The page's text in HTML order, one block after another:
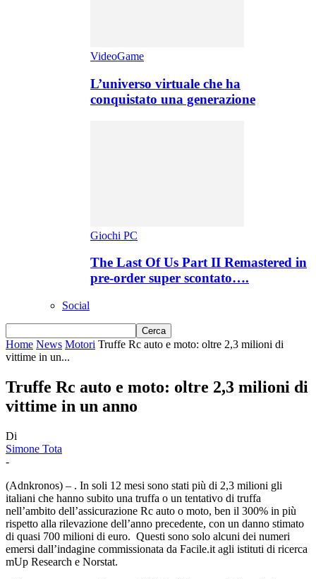
VideoGame
L’universo virtuale che ha
conquistato una generazione
Giochi PC
The Last Of Us Part II Remastered in
pre-order super scontato….
Social
Home News Motori Truffe Rc auto e moto: oltre 2,3 milioni di
vittime in un...
Truffe Rc auto e moto: oltre 2,3 milioni di
vittime in un anno
Di
Simone Tota
-
(Adnkronos) – . In soli 12 mesi sono stati più di 2,3 milioni gli
italiani che hanno subito una truffa o un tentativo di truffa
nell’ambito dell’assicurazione Rc auto o moto, ben il 300% in più
rispetto alla rilevazione dell’anno precedente, con un danno stimato
di quasi 700 milioni di euro. Questi sono solo alcuni dei numeri
emersi dall’indagine commissionata da Facile.it agli istituti di ricerca
mUp Research e Norstat.